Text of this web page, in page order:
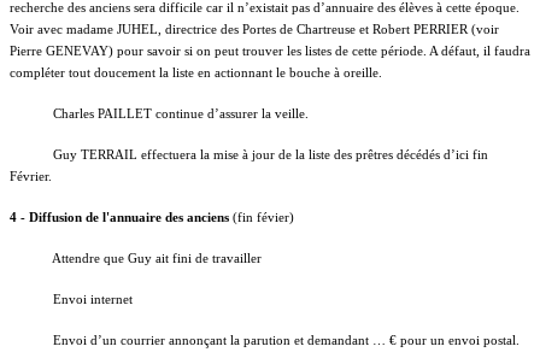
recherche des anciens sera difficile car il n’existait pas d’annuaire des élèves à cette époque.
Voir avec madame JUHEL, directrice des Portes de Chartreuse et Robert PERRIER (voir
Pierre GENEVAY) pour savoir si on peut trouver les listes de cette période. A défaut, il faudra
compléter tout doucement la liste en actionnant le bouche à oreille.
Charles PAILLET continue d’assurer la veille.
Guy TERRAIL effectuera la mise à jour de la liste des prêtres décédés d’ici fin
Février.
4 - Diffusion de l'annuaire des anciens (fin févier)
Attendre que Guy ait fini de travailler
Envoi internet
Envoi d’un courrier annonçant la parution et demandant … € pour un envoi postal.